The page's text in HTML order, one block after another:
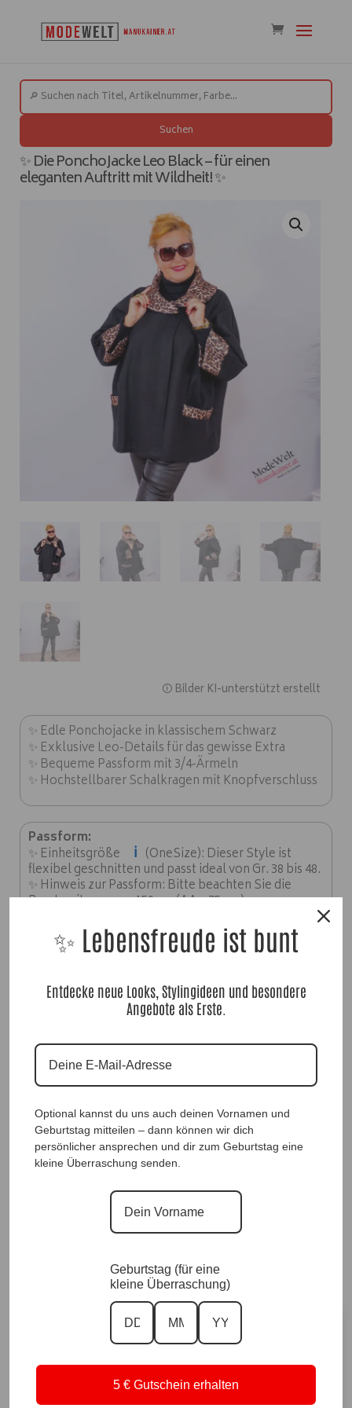
Suchen
✨ Die PonchoJacke Leo Black – für einen
eleganten Auftritt mit Wildheit! ✨
🛈 Bilder KI-unterstützt erstellt
✨ Edle Ponchojacke in klassischem Schwarz
✨ Exklusive Leo-Details für das gewisse Extra
✨ Bequeme Passform mit 3/4-Ärmeln
✨ Hochstellbarer Schalkragen mit Knopfverschluss
Passform:
✨ Einheitsgröße ℹ️ (OneSize): Dieser Style ist
flexibel geschnitten und passt ideal von Gr. 38 bis 48.
✨ Hinweis zur Passform: Bitte beachten Sie die
Brustweite von ca. 150 cm (AA = 75 cm).
100% Edelpolyester
PonchoJacke Leo Black |Gr. UNI 38-48|, Anr.:
Sofort für dich verfügbar ✨
Versand in 1–3 Arbeitstagen
✨ Lebensfreude ist bunt
Entdecke neue Looks, Stylingideen und besondere
Angebote als Erste.
Optional kannst du uns auch deinen Vornamen und
Geburtstag mitteilen – dann können wir dich
persönlicher ansprechen und dir zum Geburtstag eine
kleine Überraschung senden.
Geburtstag (für eine
kleine Überraschung)
5 € Gutschein erhalten